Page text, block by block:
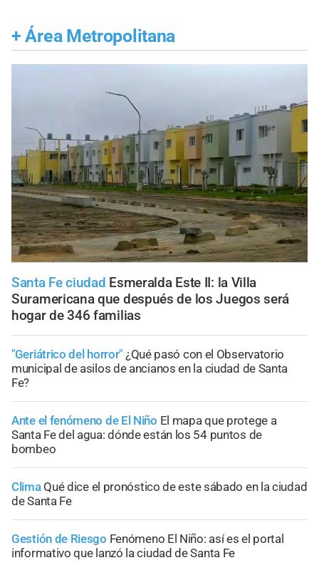
+ Área Metropolitana
Santa Fe ciudad Esmeralda Este II: la Villa
Suramericana que después de los Juegos será
hogar de 346 familias
"Geriátrico del horror" ¿Qué pasó con el Observatorio
municipal de asilos de ancianos en la ciudad de Santa
Fe?
Ante el fenómeno de El Niño El mapa que protege a
Santa Fe del agua: dónde están los 54 puntos de
bombeo
Clima Qué dice el pronóstico de este sábado en la ciudad
de Santa Fe
Gestión de Riesgo Fenómeno El Niño: así es el portal
informativo que lanzó la ciudad de Santa Fe